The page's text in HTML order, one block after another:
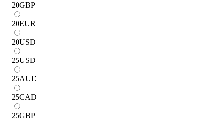
20GBP
20EUR
20USD
25USD
25AUD
25CAD
25GBP